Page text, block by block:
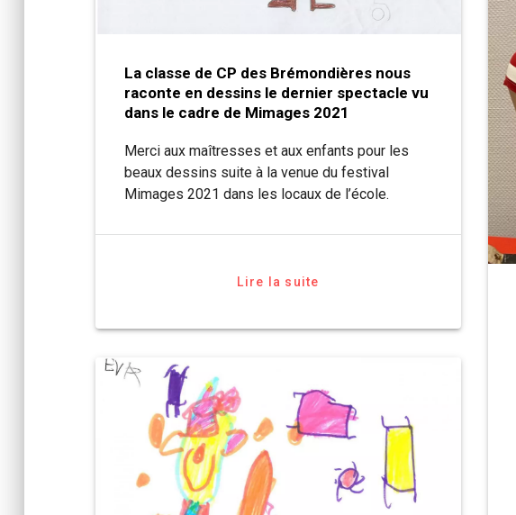
La classe de CP des Brémondières nous
raconte en dessins le dernier spectacle vu
dans le cadre de Mimages 2021
Merci aux maîtresses et aux enfants pour les
beaux dessins suite à la venue du festival
Mimages 2021 dans les locaux de l’école.
Lire la suite